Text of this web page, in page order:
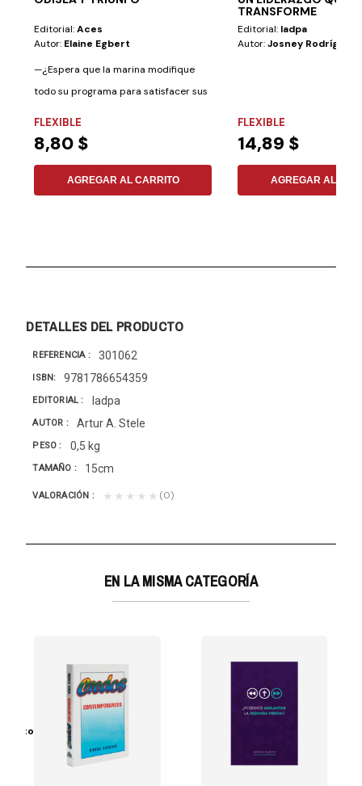
Editorial:Aces
Autor: Elaine Egbert
—¿Espera que la marina modifique
todo su programa para satisfacer sus
FLEXIBLE
8,80 $
AGREGAR AL CARRITO
TRANSFORME
Editorial: Iadpa
Autor:Josney Rodríguez
FLEXIBLE
14,89 $
AGREGAR AL
DETALLES DEL PRODUCTO
REFERENCIA 301062
ISBN 9781786654359
EDITORIAL Iadpa
AUTOR Artur A. Stele
PESO 0,5 kg
TAMAÑO 15cm
VALORACIÓN ★★★★★ (0)
EN LA MISMA CATEGORÍA
hemos sido...
MARCOS
Victor Armenteros
a un lenguaje para niños, pensando en esa etapa...